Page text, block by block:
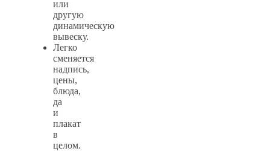
или
другую
динамическую
вывеску.
Легко
сменяется
надпись,
цены,
блюда,
да
и
плакат
в
целом.